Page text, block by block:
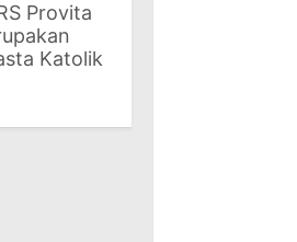
Provita
Katolik